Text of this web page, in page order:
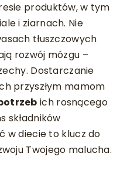
produktów, w tym
i ziarnach. Nie
tłuszczowych
rozwój mózgu –
Dostarczanie
przyszłym mamom
ich rosnącego
składników
w diecie to klucz do
Twojego malucha.